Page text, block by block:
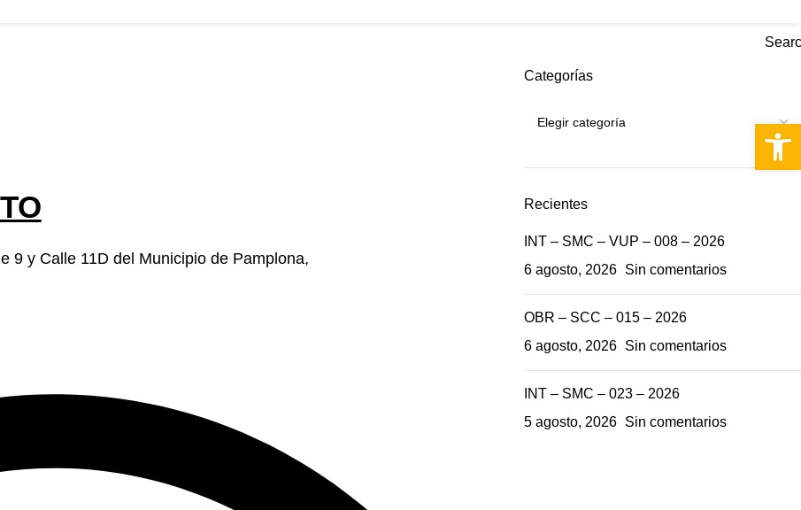
9 y Calle 11D del Municipio de Pamplona,
Categorías
Recientes
INT – SMC – VUP – 008 – 2026
6 agosto, 2026
Sin comentarios
OBR – SCC – 015 – 2026
6 agosto, 2026
Sin comentarios
INT – SMC – 023 – 2026
5 agosto, 2026
Sin comentarios
Abrir